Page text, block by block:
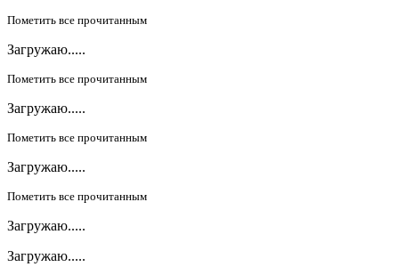
Пометить все прочитанным
Загружаю.....
Пометить все прочитанным
Загружаю.....
Пометить все прочитанным
Загружаю.....
Пометить все прочитанным
Загружаю.....
Загружаю.....